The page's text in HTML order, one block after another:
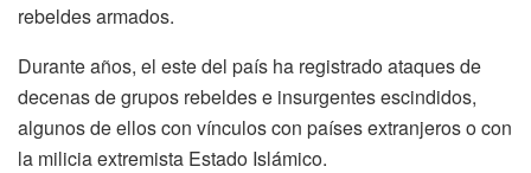
rebeldes armados.
Durante años, el este del país ha registrado ataques de
decenas de grupos rebeldes e insurgentes escindidos,
algunos de ellos con vínculos con países extranjeros o con
la milicia extremista Estado Islámico.